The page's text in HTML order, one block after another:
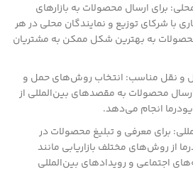
برای ارسال محصولات به بازارهای
با شرکای توزیع و نمایندگان محلی در هر
محصولات به بهترین شکل ممکن به مشتریان
و نقل مناسب: انتخاب روش‌های حمل و
محصولات به مقصدهای بین‌المللی از
انجام می‌دهد.
برای معرفی و تبلیغ محصولات در
از روش‌های مختلف بازاریابی مانند
اجتماعی و رویدادهای بین‌المللی